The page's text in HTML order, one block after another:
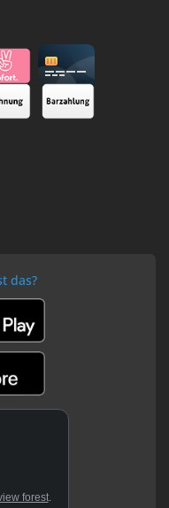
das?
forest.